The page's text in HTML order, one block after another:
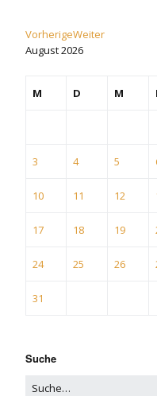
VorherigeWeiter
August2026
M D M
3 4 5
10 11 12
17 18 19
24 25 26
31
Suche